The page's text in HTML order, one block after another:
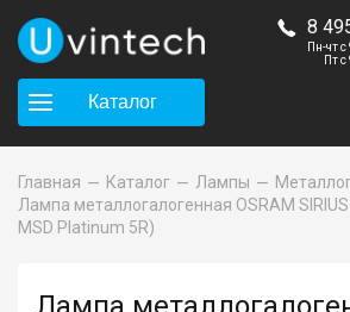
8
Пн-чт
Пт
Каталог
Главная Каталог Лампы
Лампа металлогалогенная OSRAM
MSD Platinum 5R)